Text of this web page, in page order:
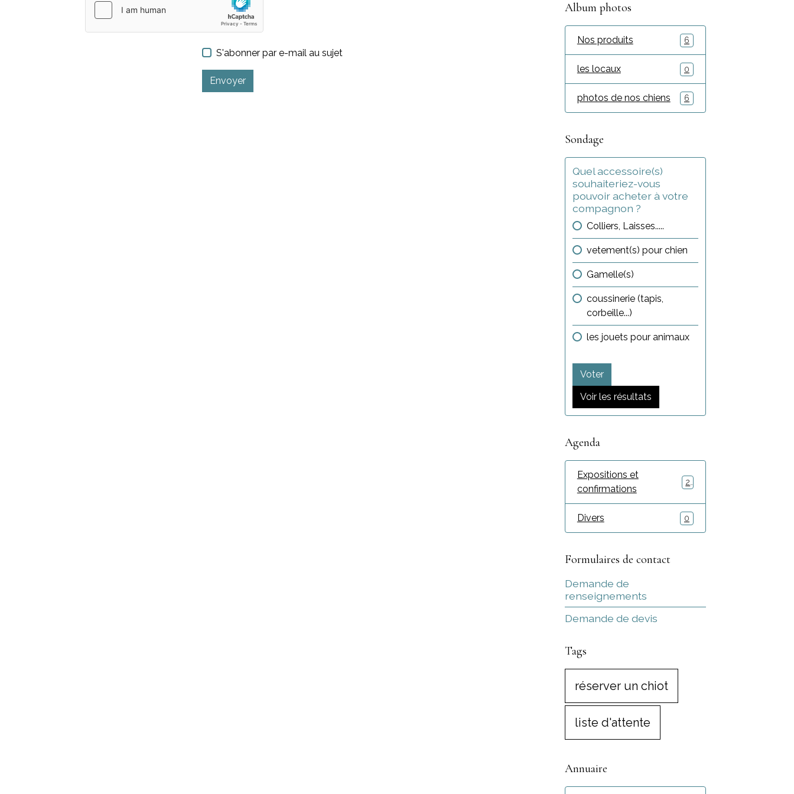
S'abonner par e-mail au sujet
Envoyer
Album photos
Nos produits 6
les locaux 0
photos de nos chiens 6
Sondage
Quel accessoire(s)
souhaiteriez-vous
pouvoir acheter à votre
compagnon ?
Colliers, Laisses.....
vetement(s) pour chien
Gamelle(s)
coussinerie (tapis,
corbeille...)
les jouets pour animaux
Voter
Voir les résultats
Agenda
Expositions et
confirmations
2
Divers 0
Formulaires de contact
Demande de
renseignements
Demande de devis
Tags
réserver un chiot
liste d'attente
Annuaire